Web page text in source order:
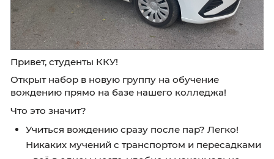
Привет, студенты ККУ!